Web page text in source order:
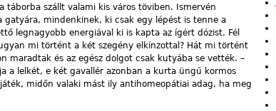
táborba szállt valami kis város töviben. Ismervén
gatyára, mindenkinek, ki csak egy lépést is tenne a
legnagyobb energiával ki is kapta az ígért dózist. Fél
mi történt a két szegény elkínzottal? Hát mi történt
maradtak és az egész dolgot csak kutyába se vették. –
a lelkét, e két gavallér azonban a kurta üngű kormos
midőn valaki mást ily antihomeopátiai adag, ha meg